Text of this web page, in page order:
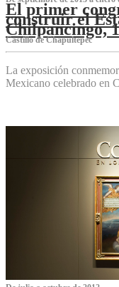
El primer
construir el
Chilpancingo,
Castillo de Chapultepec
La exposición
Mexicano celebrado en